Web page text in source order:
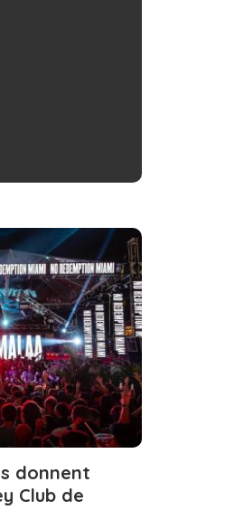
donnent
Club de